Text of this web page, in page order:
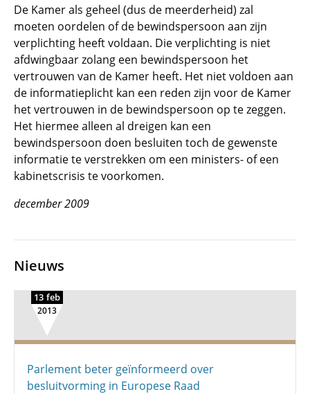
De Kamer als geheel (dus de meerderheid) zal
moeten oordelen of de bewindspersoon aan zijn
verplichting heeft voldaan. Die verplichting is niet
afdwingbaar zolang een bewindspersoon het
vertrouwen van de Kamer heeft. Het niet voldoen aan
de informatieplicht kan een reden zijn voor de Kamer
het vertrouwen in de bewindspersoon op te zeggen.
Het hiermee alleen al dreigen kan een
bewindspersoon doen besluiten toch de gewenste
informatie te verstrekken om een ministers- of een
kabinetscrisis te voorkomen.
december 2009
Nieuws
13 feb
2013
Parlement beter geïnformeerd over
besluitvorming in Europese Raad